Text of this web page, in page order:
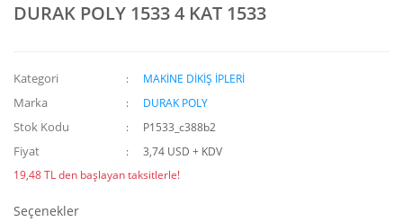
DURAK POLY 1533 4 KAT 1533
Kategori MAKİNE DİKİŞ İPLERİ
Marka DURAK POLY
Stok Kodu P1533_c388b2
Fiyat
3,74 USD + KDV
19,48 TL den başlayan taksitlerle!
Seçenekler